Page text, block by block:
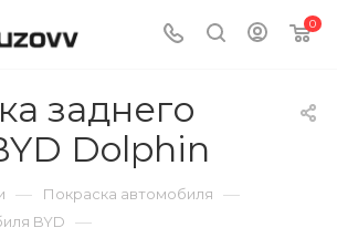
0
заднего
Dolphin
— Покраска автомобиля —
BYD —